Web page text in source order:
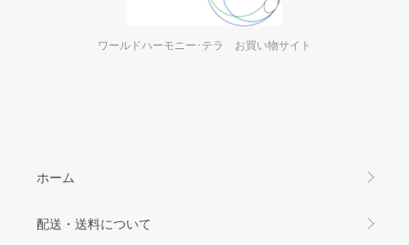
ワールドハーモニー･テラ お買い物サイト
ホーム
配送・送料について